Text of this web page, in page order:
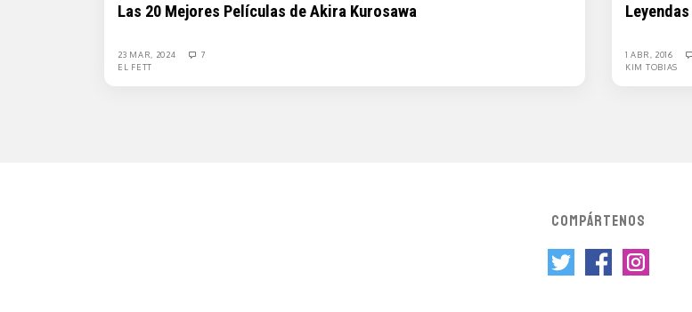
Las 20 Mejores Películas de Akira Kurosawa
23 MAR, 2024
7
EL FETT
1 ABR, 2016
KIM TOBIAS
COMPÁRTENOS